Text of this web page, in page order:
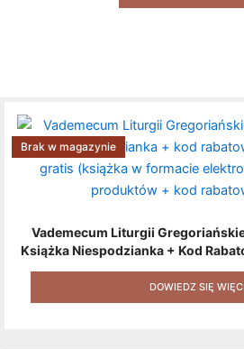
Vademecum Liturgii
Książka Niespodzianka + Kod
+ Gratis (książka W Formacie
Produktów + Kod
Brak w magazynie
DOWIEDZ SIĘ